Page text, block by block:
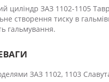
циліндр ЗАЗ 1102-1105
створення тиску в
гальмування.
ЗАЗ 1102, 1103